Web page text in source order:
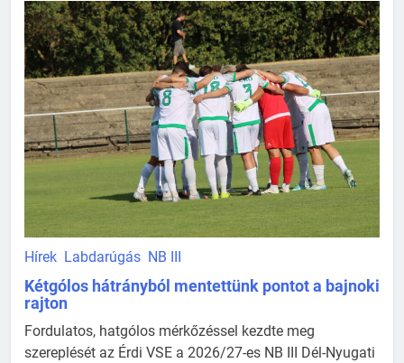
Hírek Labdarúgás NB III
Kétgólos hátrányból mentettünk pontot a bajnoki
rajton
Fordulatos, hatgólos mérkőzéssel kezdte meg
szereplését az Érdi VSE a 2026/27-es NB III Dél-Nyugati